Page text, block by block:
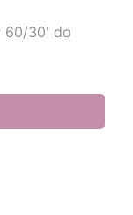
60/30' do